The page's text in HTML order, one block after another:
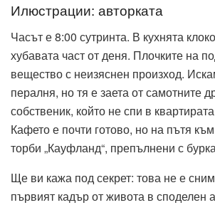
Илюстрации: авторката
Часът е 8:00 сутринта. В кухнята
хубавата част от деня. Плочките на
вещество с неизяснен произход.
пералня, но тя е заета от самотните
собственик, който не спи в
Кафето е почти готово, но на пътя
торби „Кауфланд“, препълнени с
Ще ви кажа под секрет: това не е
първият кадър от живота в споделен